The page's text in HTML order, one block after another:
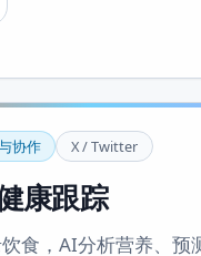
协作 X / Twitter
康跟踪
食，AI分析营养、预